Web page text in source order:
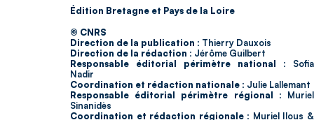
Édition Bretagne et Pays de la Loire
© CNRS
Direction de la publication : Thierry Dauxois
Direction de la rédaction : Jérôme Guilbert
Responsable éditorial périmètre national : Sofia
Nadir
Coordination et rédaction nationale : Julie Lallemant
Responsable éditorial périmètre régional : Muriel
Sinanidès
Coordination et rédaction régionale : Muriel Ilous &